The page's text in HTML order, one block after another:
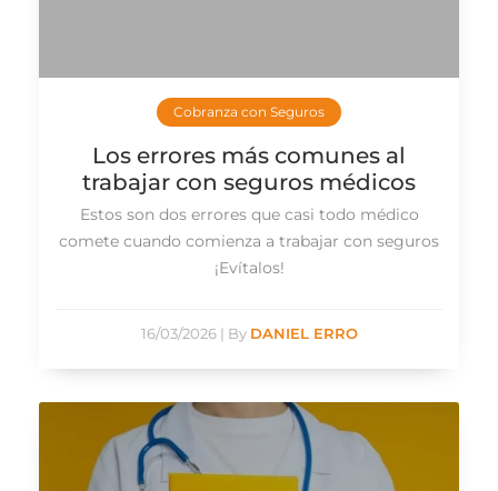
Cobranza con Seguros
Los errores más comunes al
trabajar con seguros médicos
Estos son dos errores que casi todo médico
comete cuando comienza a trabajar con seguros
¡Evítalos!
16/03/2026 | By DANIEL ERRO